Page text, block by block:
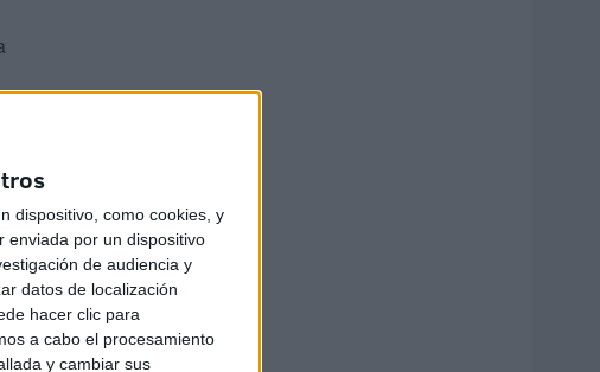
dispositivo, como cookies, y
enviada por un dispositivo
de audiencia y
datos de localización
hacer clic para
a cabo el procesamiento
y cambiar sus